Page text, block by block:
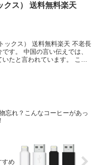
クス） 送料無料楽天
ックス） 送料無料楽天 不老長
す。 中国の言い伝えでは、
たと言われています。 この
忘れ？こんなコーヒーがあっ
すめ